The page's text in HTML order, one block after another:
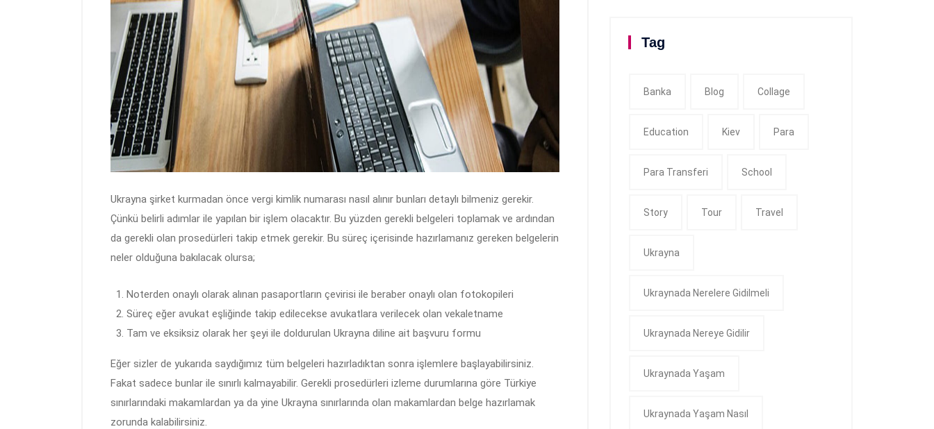
Ukrayna şirket kurmadan önce vergi kimlik numarası nasıl alınır bunları detaylı bilmeniz gerekir.
Çünkü belirli adımlar ile yapılan bir işlem olacaktır. Bu yüzden gerekli belgeleri toplamak ve ardından
da gerekli olan prosedürleri takip etmek gerekir. Bu süreç içerisinde hazırlamanız gereken belgelerin
neler olduğuna bakılacak olursa;
Noterden onaylı olarak alınan pasaportların çevirisi ile beraber onaylı olan fotokopileri
Süreç eğer avukat eşliğinde takip edilecekse avukatlara verilecek olan vekaletname
Tam ve eksiksiz olarak her şeyi ile doldurulan Ukrayna diline ait başvuru formu
Eğer sizler de yukarıda saydığımız tüm belgeleri hazırladıktan sonra işlemlere başlayabilirsiniz.
Fakat sadece bunlar ile sınırlı kalmayabilir. Gerekli prosedürleri izleme durumlarına göre Türkiye
sınırlarındaki makamlardan ya da yine Ukrayna sınırlarında olan makamlardan belge hazırlamak
zorunda kalabilirsiniz.
Tag
Banka Blog Collage
Education Kiev Para
Para Transferi School
Story Tour Travel
Ukrayna
Ukraynada Nerelere Gidilmeli
Ukraynada Nereye Gidilir
Ukraynada Yaşam
Ukraynada Yaşam Nasıl